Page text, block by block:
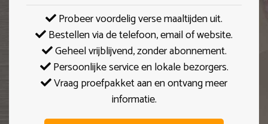
Probeer voordelig verse maaltijden uit.
Bestellen via de telefoon, email of website.
Geheel vrijblijvend, zonder abonnement.
Persoonlijke service en lokale bezorgers.
Vraag proefpakket aan en ontvang meer
informatie.